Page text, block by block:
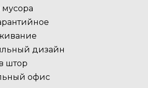
дизайн
штор
офис